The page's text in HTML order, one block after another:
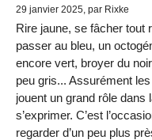
29 janvier 2025, par Rixke
Rire jaune, se fâcher tout
passer au bleu, un
encore vert, broyer du
peu gris... Assurément
jouent un grand rôle dans
s’exprimer. C’est
regarder d’un peu plus